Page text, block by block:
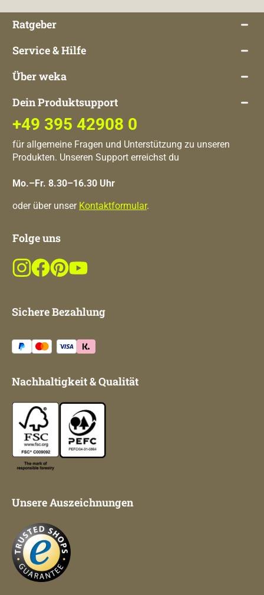
Ratgeber
Service & Hilfe
Über weka
Dein Produktsupport
+49 395 42908 0
für allgemeine Fragen und Unterstützung zu unseren
Produkten. Unseren Support erreichst du
Mo.–Fr. 8.30–16.30 Uhr
oder über unser Kontaktformular.
Folge uns
Sichere Bezahlung
Nachhaltigkeit & Qualität
Unsere Auszeichnungen